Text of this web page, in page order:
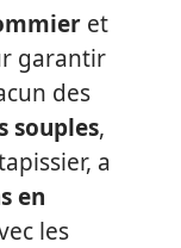
et
garantir
des
souples,
a
en
les